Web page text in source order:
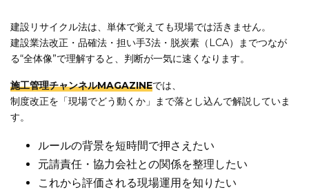
建設リサイクル法は、単体で覚えても現場では活きません。
建設業法改正・品確法・担い手3法・脱炭素（LCA）までつなが
る“全体像”で理解すると、判断が一気に速くなります。
施工管理チャンネルMAGAZINEでは、
制度改正を「現場でどう動くか」まで落とし込んで解説していま
す。
ルールの背景を短時間で押さえたい
元請責任・協力会社との関係を整理したい
これから評価される現場運用を知りたい